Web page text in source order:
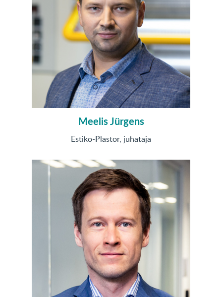
Meelis Jürgens
Estiko-Plastor, juhataja